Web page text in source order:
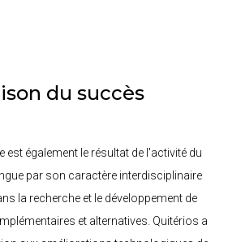
du succès
est également le résultat de l'activité du
par son caractère interdisciplinaire
la recherche et le développement de
et alternatives. Quitérios a